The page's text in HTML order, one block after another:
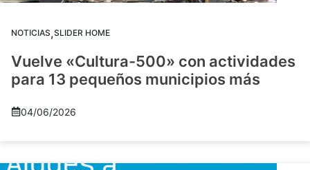
NOTICIAS,SLIDER HOME
Vuelve «Cultura-500» con actividades
para 13 pequeños municipios más
04/06/2026